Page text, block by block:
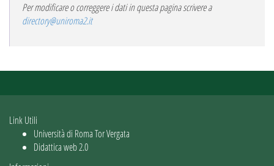
Per modificare o correggere i dati in questa pagina scrivere a
directory@uniroma2.it
Link Utili
Università di Roma Tor Vergata
Didattica web 2.0